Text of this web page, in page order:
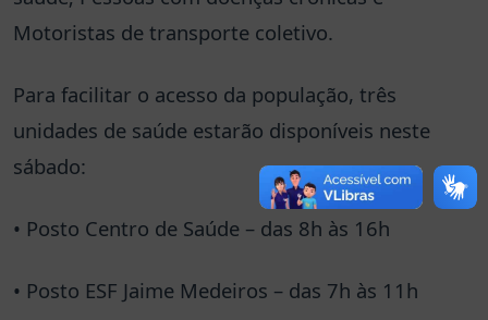
Motoristas de transporte coletivo.
Para facilitar o acesso da população, três
unidades de saúde estarão disponíveis neste
sábado:
• Posto Centro de Saúde – das 8h às 16h
• Posto ESF Jaime Medeiros – das 7h às 11h